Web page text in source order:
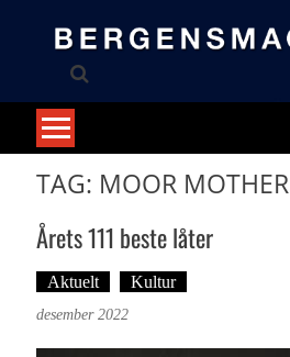
TAG: MOOR MOTHER
Årets 111 beste låter
Aktuelt Kultur
desember 2022